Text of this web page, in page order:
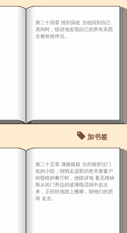
第二十四章 情到深处 当他回到自己
房间时，惊讶地发现自己的所有东西
全被收拾停当。
加书签
第二十五章 满腹狐疑 当邦德穿过门
前的小院，悄悄走进那仍然关着窗户
的昏暗的餐厅时，他惊讶地 看见维纳
斯从前门旁边的玻璃电话间中走出
来，正轻轻地踏上楼梯，朝他们的房
间 走去。